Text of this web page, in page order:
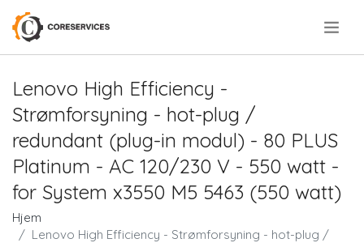
Lenovo High Efficiency -
Strømforsyning - hot-plug /
redundant (plug-in modul) - 80 PLUS
Platinum - AC 120/230 V - 550 watt -
for System x3550 M5 5463 (550 watt)
Hjem
Lenovo High Efficiency - Strømforsyning - hot-plug /